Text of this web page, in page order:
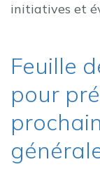
initiatives et
Feuille
pour